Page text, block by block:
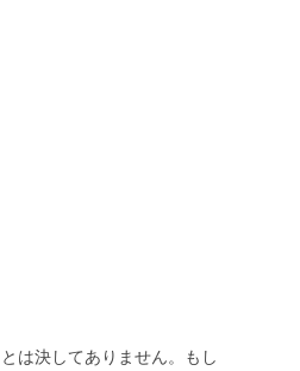
は決してありません。もし